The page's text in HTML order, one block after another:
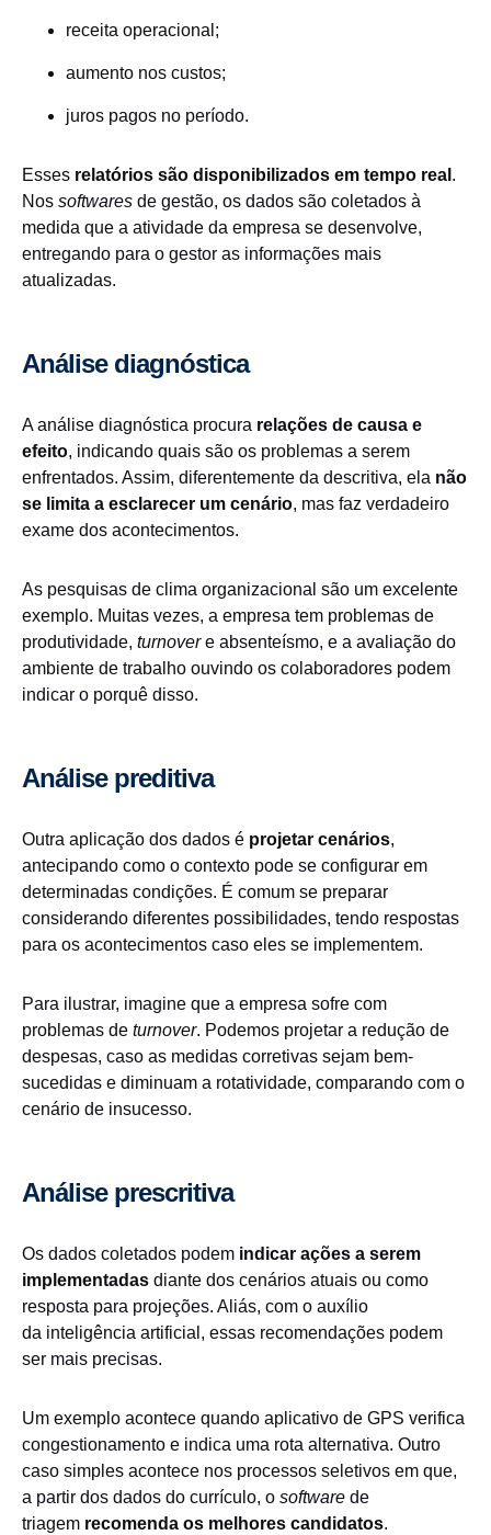
receita operacional;
aumento nos custos;
juros pagos no período.
Esses relatórios são disponibilizados em tempo real .
Nos softwares de gestão, os dados são coletados à
medida que a atividade da empresa se desenvolve,
entregando para o gestor as informações mais
atualizadas.
Análise diagnóstica
A análise diagnóstica procura relações de causa e
efeito, indicando quais são os problemas a serem
enfrentados. Assim, diferentemente da descritiva, ela não
se limita a esclarecer um cenário, mas faz verdadeiro
exame dos acontecimentos.
As pesquisas de clima organizacional são um excelente
exemplo. Muitas vezes, a empresa tem problemas de
produtividade, turnovere absenteísmo, e a avaliação do
ambiente de trabalho ouvindo os colaboradores podem
indicar o porquê disso.
Análise preditiva
Outra aplicação dos dados é projetar cenários,
antecipando como o contexto pode se configurar em
determinadas condições. É comum se preparar
considerando diferentes possibilidades, tendo respostas
para os acontecimentos caso eles se implementem.
Para ilustrar, imagine que a empresa sofre com
problemas de turnover. Podemos projetar a redução de
despesas, caso as medidas corretivas sejam bem-
sucedidas e diminuam a rotatividade, comparando com o
cenário de insucesso.
Análise prescritiva
Os dados coletados podem indicar ações a serem
implementadas diante dos cenários atuais ou como
resposta para projeções. Aliás, com o auxílio
da inteligência artificial, essas recomendações podem
ser mais precisas.
Um exemplo acontece quando aplicativo de GPS verifica
congestionamento e indica uma rota alternativa. Outro
caso simples acontece nos processos seletivos em que,
a partir dos dados do currículo, o software de
triagem recomenda os melhores candidatos.